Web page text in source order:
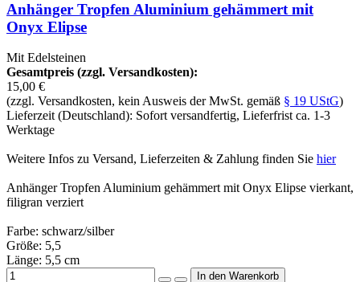
Anhänger Tropfen Aluminium gehämmert mit
Onyx Elipse
Mit Edelsteinen
Gesamtpreis (zzgl. Versandkosten):
15,00 €
(zzgl. Versandkosten, kein Ausweis der MwSt. gemäß § 19 UStG)
Lieferzeit (Deutschland): Sofort versandfertig, Lieferfrist ca. 1-3
Werktage
Weitere Infos zu Versand, Lieferzeiten & Zahlung finden Sie hier
Anhänger Tropfen Aluminium gehämmert mit Onyx Elipse vierkant,
filigran verziert
Farbe: schwarz/silber
Größe: 5,5
Länge: 5,5 cm